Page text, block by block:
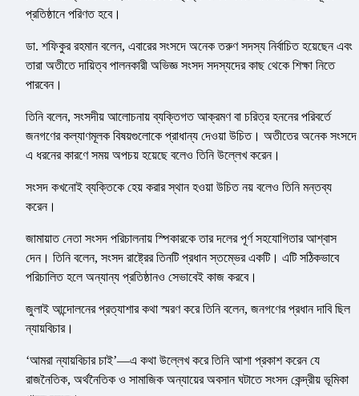
প্রতিষ্ঠানে পরিণত হবে।
ডা. শফিকুর রহমান বলেন, এবারের সংসদে অনেক তরুণ সদস্য নির্বাচিত হয়েছেন এবং
তারা অতীতে দায়িত্ব পালনকারী অভিজ্ঞ সংসদ সদস্যদের কাছ থেকে শিক্ষা নিতে
পারবেন।
তিনি বলেন, সংসদীয় আলোচনায় ব্যক্তিগত আক্রমণ বা চরিত্র হননের পরিবর্তে
জনগণের কল্যাণমূলক বিষয়গুলোকে প্রাধান্য দেওয়া উচিত। অতীতের অনেক সংসদে
এ ধরনের কারণে সময় অপচয় হয়েছে বলেও তিনি উল্লেখ করেন।
সংসদ কখনোই ব্যক্তিকে হেয় করার স্থান হওয়া উচিত নয় বলেও তিনি মন্তব্য
করেন।
জামায়াত নেতা সংসদ পরিচালনায় স্পিকারকে তার দলের পূর্ণ সহযোগিতার আশ্বাস
দেন। তিনি বলেন, সংসদ রাষ্ট্রের তিনটি প্রধান স্তম্ভের একটি। এটি সঠিকভাবে
পরিচালিত হলে অন্যান্য প্রতিষ্ঠানও সেভাবেই কাজ করবে।
জুলাই আন্দোলনের প্রত্যাশার কথা স্মরণ করে তিনি বলেন, জনগণের প্রধান দাবি ছিল
ন্যায়বিচার।
‘আমরা ন্যায়বিচার চাই’—এ কথা উল্লেখ করে তিনি আশা প্রকাশ করেন যে
রাজনৈতিক, অর্থনৈতিক ও সামাজিক অন্যায়ের অবসান ঘটাতে সংসদ কেন্দ্রীয় ভূমিকা